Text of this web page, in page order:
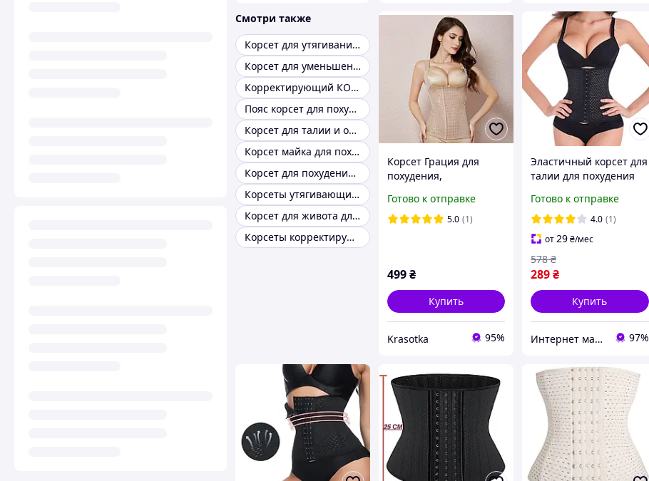
Смотри также
Корсет для утягивания живота
Корсет для уменьшения талии
Корректирующий КОРСЕТ
Пояс корсет для похудения
Корсет для талии и осанки
Корсет майка для похудения
Корсет для похудения Waist Trainer
Корсеты утягивающие живот и
Корсет для живота для похудения
Корсеты корректирующие фигуру
Корсет Грация для
похудения,
корректирующий,
большие размеры,
Готово к отправке
5.0 (1)
499₴
Купить
Krasotka 95%
Эластичный корсет для
талии для похудения
утягивающий пояс
корсет черный PMX
Готово к отправке
4.0 (1)
от29₴/мес
289₴
578 ₴
Купить
Интернет магазин "Eleven" 97%